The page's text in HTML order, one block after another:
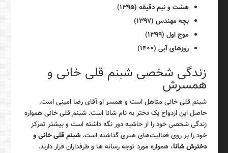
هشت و نیم دقیقه (۱۳۹۵)
بچه مهندس (۱۳۹۷)
موج اول (۱۳۹۹)
روزهای آبی (۱۴۰۰)
زندگی شخصی شبنم قلی خانی و
همسرش
شبنم قلی خانی متاهل است و همسر او آقای رضا امینی است.
حاصل این ازدواج یک دختر به نام شانا است. شبنم قلی خانی همواره
زندگی شخصی خود را از حاشیه دور نگه داشته است و بیشتر تمرکز
خود را بر روی فعالیت‌های هنری گذاشته است.شبنم قلی خانی و
دخترش شانا، همواره مورد توجه رسانه ها و طرفداران قرار دارند.